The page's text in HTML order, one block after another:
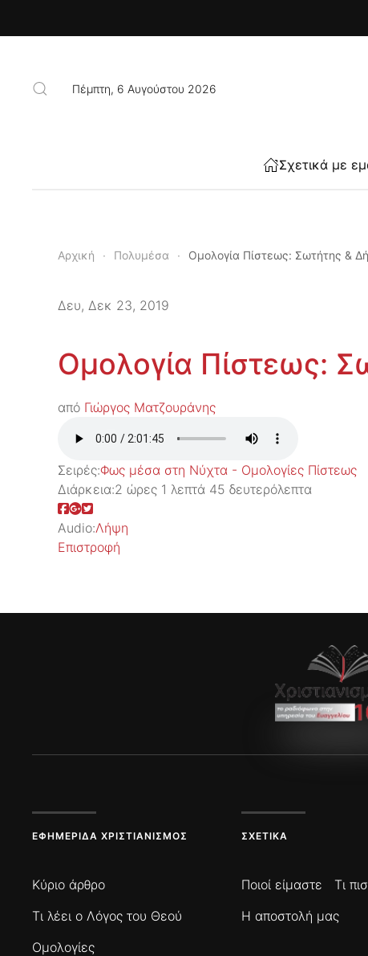
Πέμπτη, 6 Αυγούστου 2026
Σχετικά με
Αρχική Πολυμέσα Ομολογία Πίστεως: Σωτήτης &
Δευ, Δεκ 23, 2019
Ομολογία Πίστεως:
από Γιώργος Ματζουράνης
Σειρές:Φως μέσα στη Νύχτα - Ομολογίες Πίστεως
Διάρκεια:2 ώρες 1 λεπτά 45 δευτερόλεπτα
Audio:Λήψη
Επιστροφή
ΕΦΗΜΕΡΊΔΑ ΧΡΙΣΤΙΑΝΙΣΜΌΣ
Κύριο άρθρο
Τι λέει ο Λόγος του Θεού
Ομολογίες
ΣΧΕΤΙΚΆ
Ποιοί είμαστε
Τι
Η αποστολή μας